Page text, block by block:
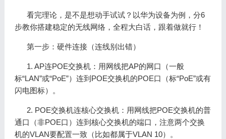
看完理论，是不是想动手试试？以华为设备为例，分6
步教你搭建稳定的无线网络，全程大白话，跟着做就行！
第一步：硬件连接（连线别出错）
1. AP连POE交换机：用网线把AP的网口（一般
标“LAN”或“PoE”）连到POE交换机的POE口（标“PoE”或有
闪电图标）。
2. POE交换机连核心交换机：用网线把POE交换机的普
通口（非POE口）连到核心交换机的端口，注意两个交换
机的VLAN要配置一致（比如都属于VLAN 10）。